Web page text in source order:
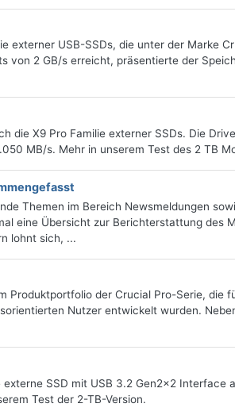
externer USB-SSDs, die unter der Marke
von 2 GB/s erreicht, präsentierte der
die X9 Pro Familie externer SSDs. Die
MB/s. Mehr in unserem Test des 2 TB
Themen im Bereich Newsmeldungen
eine Übersicht zur Berichterstattung des
lohnt sich, ...
Produktportfolio der Crucial Pro-Serie, die
Nutzer entwickelt wurden.
SSD mit USB 3.2 Gen2x2 Interface
Test der 2-TB-Version.